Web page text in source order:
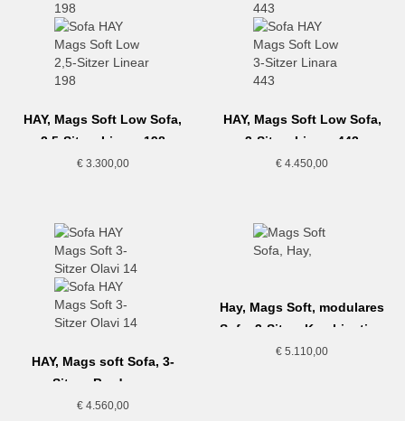
HAY, Mags Soft Low Sofa,
2,5-Sitzer Linara 198
€3.300,00
HAY, Mags Soft Low Sofa,
3-Sitzer Linara 443
€ 4.450,00
HAY, Mags soft Sofa, 3-
Sitzer, Bordeaux
€4.560,00
Hay, Mags Soft, modulares
Sofa, 3-Sitzer Kombination
€ 5.110,00